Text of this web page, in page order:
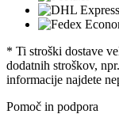
* Ti stroški dostave
dodatnih stroškov,
informacije najdete
Pomoč in podpora